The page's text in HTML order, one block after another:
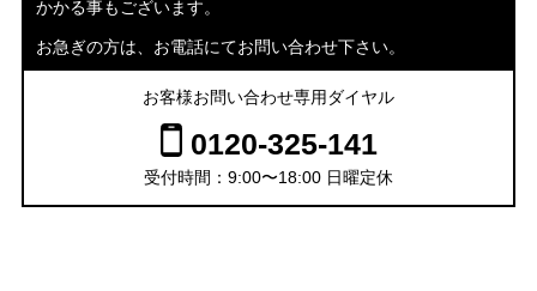
かかる事もございます。
お急ぎの方は、お電話にてお問い合わせ下さい。
お客様お問い合わせ専用ダイヤル
0120-325-141
受付時間：9:00〜18:00 日曜定休